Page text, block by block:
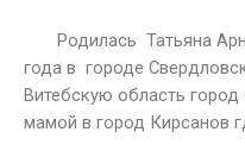
Родилась Татьяна
года в городе
Витебскую область
мамой в город Кирсанов